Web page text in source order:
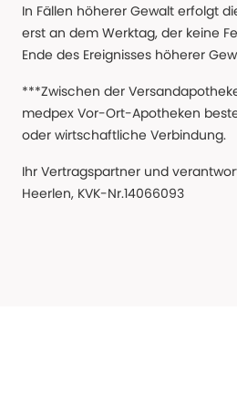
In Fällen höherer Gewalt erfolgt
erst an dem Werktag, der keine
Ende des Ereignisses höherer
***Zwischen der
medpex Vor-Ort-Apotheken
oder wirtschaftliche Verbindung.
Ihr Vertragspartner und
Heerlen, KVK-Nr.14066093